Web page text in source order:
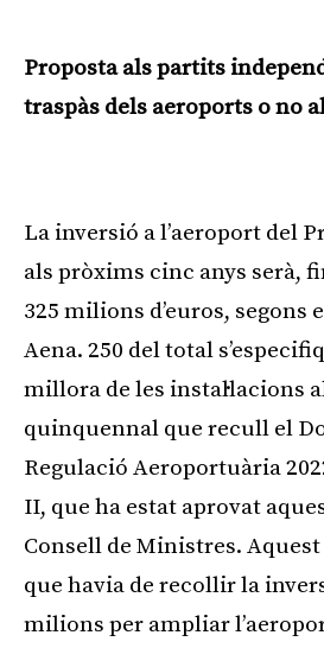
Proposta als partits
traspàs dels aeroports o no
La inversió a l’aeroport del
als pròxims cinc anys serà,
325 milions d’euros, segons
Aena. 250 del total
millora de les instal·lacions
quinquennal que recull el
Regulació Aeroportuària
II, que ha estat aprovat
Consell de Ministres.
que havia de recollir la
milions per ampliar